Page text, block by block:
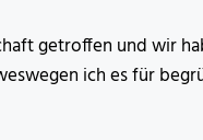
getroffen und wir
ich es für